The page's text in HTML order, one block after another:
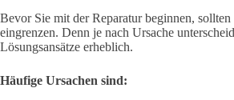
Bevor Sie mit der Reparatur beginnen, sollten
eingrenzen. Denn je nach Ursache
Lösungsansätze erheblich.
Häufige Ursachen sind: